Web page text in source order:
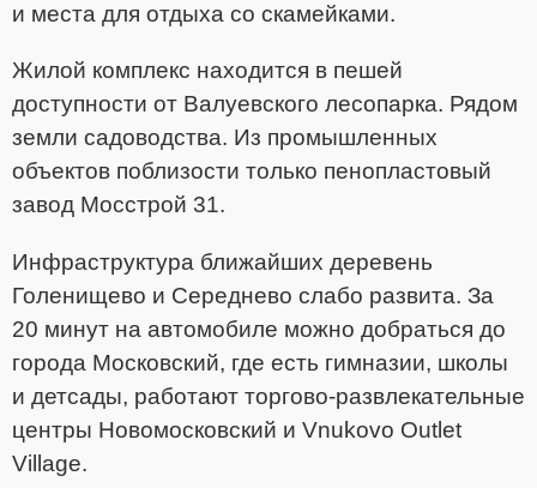
и места для отдыха со скамейками.
Жилой комплекс находится в пешей
доступности от Валуевского лесопарка. Рядом
земли садоводства. Из промышленных
объектов поблизости только пенопластовый
завод Мосстрой 31.
Инфраструктура ближайших деревень
Голенищево и Середнево слабо развита. За
20 минут на автомобиле можно добраться до
города Московский, где есть гимназии, школы
и детсады, работают торгово-развлекательные
центры Новомосковский и Vnukovo Outlet
Village.